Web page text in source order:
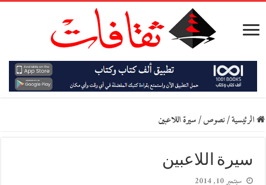
الرئيسية/نصوص/سيرة اللاعبين
سيرة اللاعبين
سبتمبر 10, 2014